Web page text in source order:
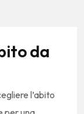
da
l’abito